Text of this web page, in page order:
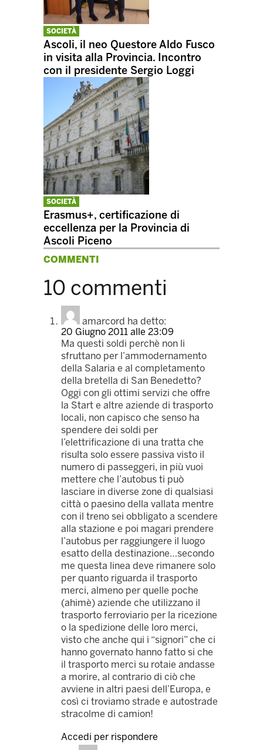
SOCIETÀ
Ascoli, il neo Questore Aldo Fusco
in visita alla Provincia. Incontro
con il presidente Sergio Loggi
SOCIETÀ
Erasmus+, certificazione di
eccellenza per la Provincia di
Ascoli Piceno
COMMENTI
10 commenti
amarcord ha detto:
20 Giugno 2011 alle 23:09
Ma questi soldi perchè non li
sfruttano per l’ammodernamento
della Salaria e al completamento
della bretella di San Benedetto?
Oggi con gli ottimi servizi che offre
la Start e altre aziende di trasporto
locali, non capisco che senso ha
spendere dei soldi per
l’elettrificazione di una tratta che
risulta solo essere passiva visto il
numero di passeggeri, in più vuoi
mettere che l’autobus ti può
lasciare in diverse zone di qualsiasi
città o paesino della vallata mentre
con il treno sei obbligato a scendere
alla stazione e poi magari prendere
l’autobus per raggiungere il luogo
esatto della destinazione…secondo
me questa linea deve rimanere solo
per quanto riguarda il trasporto
merci, almeno per quelle poche
(ahimè) aziende che utilizzano il
trasporto ferroviario per la ricezione
o la spedizione delle loro merci,
visto che anche qui i “signori” che ci
hanno governato hanno fatto si che
il trasporto merci su rotaie andasse
a morire, al contrario di ciò che
avviene in altri paesi dell’Europa, e
così ci troviamo strade e autostrade
stracolme di camion!
Accedi per rispondere